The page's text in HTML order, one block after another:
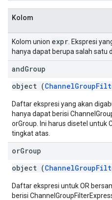
Kolom
Kolom union expr . Ekspresi
hanya dapat berupa salah satu
andGroup
object (
Daftar ekspresi yang akan
hanya dapat berisi
orGroup. Ini harus disetel untuk
tingkat atas.
orGroup
object (
Daftar ekspresi untuk OR
berisi